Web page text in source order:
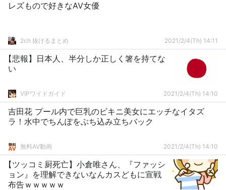
レズもので好きなAV女優
2ch 抜けるまとめ 2021/2/4(Th) 14:11
【悲報】日本人、半分しか正しく箸を持てな
い
VIPワイドガイド 2021/2/4(Th) 14:10
吉田花 プール内で巨乳のビキニ美女にエッチなイタズ
ラ！水中でちんぽをぶち込み立ちバック
無料AV動画 2021/2/4(Th) 14:10
【ツッコミ厨死亡】小倉唯さん、『ファッシ
ョン』を理解できないなんカスどもに宣戦
布告ｗｗｗｗｗ